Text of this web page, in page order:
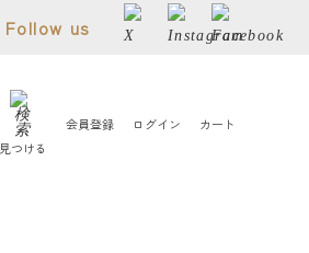
Follow us
見つける
会員登録 ログイン カート